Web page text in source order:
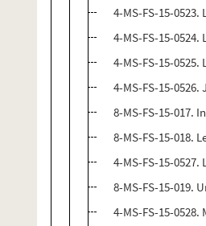
4-MS-FS-15-0523.
4-MS-FS-15-0524.
4-MS-FS-15-0525.
4-MS-FS-15-
8-MS-FS-15-017.
8-MS-FS-15-018.
4-MS-FS-15-
8-MS-FS-15-019.
4-MS-FS-15-0528.